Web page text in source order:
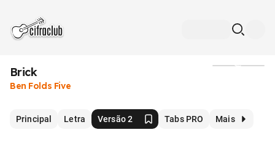
Brick
Ben Folds Five
Principal Letra Versão 2 Tabs PRO Mais